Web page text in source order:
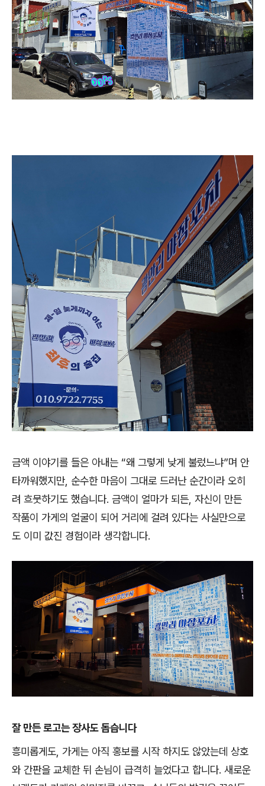
금액 이야기를 들은 아내는 “왜 그렇게 낮게 불렀느냐”며 안
타까워했지만 순수한 마음이 그대로 드러난 순간이라 오히
려 흐뭇하기도 했습니다. 금액이 얼마가 되든 자신이 만든
작품이 가게의 얼굴이 되어 거리에 걸려 있다는 사실만으로
도 이미 값진 경험이라 생각합니다.
잘 만든 로고는 장사도 돕습니다
흥미롭게도 가게는 아직 홍보를 시작 하지도 않았는데 상호
와 간판을 교체한 뒤 손님이 급격히 늘었다고 합니다. 새로운